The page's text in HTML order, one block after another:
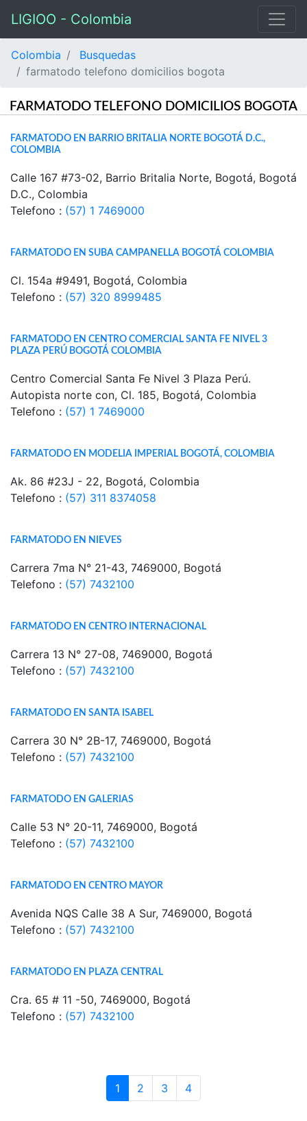
LIGIOO - Colombia
Colombia
Busquedas
farmatodo telefono domicilios bogota
FARMATODO TELEFONO DOMICILIOS BOGOTA
FARMATODO EN BARRIO BRITALIA NORTE BOGOTÁ D.C.,
COLOMBIA
Calle 167 #73-02, Barrio Britalia Norte, Bogotá, Bogotá
D.C., Colombia
Telefono : (57) 1 7469000
FARMATODO EN SUBA CAMPANELLA BOGOTÁ COLOMBIA
Cl. 154a #9491, Bogotá, Colombia
Telefono : (57) 320 8999485
FARMATODO EN CENTRO COMERCIAL SANTA FE NIVEL 3
PLAZA PERÚ BOGOTÁ COLOMBIA
Centro Comercial Santa Fe Nivel 3 Plaza Perú.
Autopista norte con, Cl. 185, Bogotá, Colombia
Telefono : (57) 1 7469000
FARMATODO EN MODELIA IMPERIAL BOGOTÁ, COLOMBIA
Ak. 86 #23J - 22, Bogotá, Colombia
Telefono : (57) 311 8374058
FARMATODO EN NIEVES
Carrera 7ma N° 21-43, 7469000, Bogotá
Telefono : (57) 7432100
FARMATODO EN CENTRO INTERNACIONAL
Carrera 13 N° 27-08, 7469000, Bogotá
Telefono : (57) 7432100
FARMATODO EN SANTA ISABEL
Carrera 30 N° 2B-17, 7469000, Bogotá
Telefono : (57) 7432100
FARMATODO EN GALERIAS
Calle 53 N° 20-11, 7469000, Bogotá
Telefono : (57) 7432100
FARMATODO EN CENTRO MAYOR
Avenida NQS Calle 38 A Sur, 7469000, Bogotá
Telefono : (57) 7432100
FARMATODO EN PLAZA CENTRAL
Cra. 65 # 11 -50, 7469000, Bogotá
Telefono : (57) 7432100
1 2 3 4